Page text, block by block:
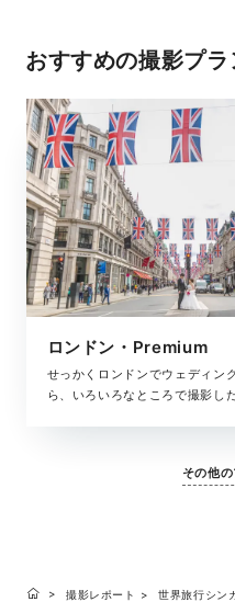
おすすめの撮影プラ
ロンドン・Premium
せっかくロンドンでウェディン
ら、いろいろなところで撮影し
収め、色褪せない思い出の記録
その他
撮影レポート 世界旅行シン